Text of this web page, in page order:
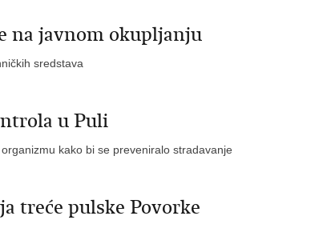
na javnom okupljanju
sredstava
u Puli
kako bi se preveniralo stradavanje
treće pulske Povorke